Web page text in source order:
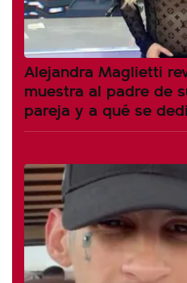
Alejandra Maglietti
muestra al padre de
pareja y a qué se